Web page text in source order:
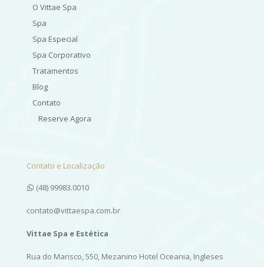
O Vittae Spa
Spa
Spa Especial
Spa Corporativo
Tratamentos
Blog
Contato
Reserve Agora
Contato e Localização
(48) 99983.0010
contato@vittaespa.com.br
Vittae Spa e Estética
Rua do Marisco, 550, Mezanino Hotel Oceania, Ingleses